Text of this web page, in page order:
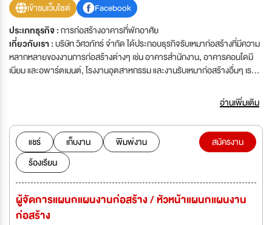
เข้าชมเว็บไซต์
Facebook
ประเภทธุรกิจ :การก่อสร้างอาคารที่พักอาศัย
เกี่ยวกับเรา :บริษัท วิศวภัทร์ จำกัด ได้ประกอบธุรกิจรับเหมาก่อสร้างที่มีความ
หลากหลายของงานการก่อสร้างต่างๆ เช่น อาคารสำนักงาน, อาคารคอนโดมี
เนียม และอพาร์ตเมนต์, โรงงานอุตสาหกรรม และงานรับเหมาก่อสร้างอื่นๆ เรามี
ที่สุดให้กับลูกค้า เรามีความต้องการผู้ที่มีประสบการณ์และความสามารถ เข้ามา
ร่วมงานกับบริษัทฯ เพื่อพัฒนา และพร้อมที่จะเจริญเติบโตในสายงานจำนวน
มาก\'บริษัท วิศวภัทร์ จำกัด ได้ประกอบธุรกิจรับเหมาก่อสร้างที่มีความหลาก
หลายของงานการก่อสร้างต่างๆ เช่น อาคารสำนักงาน, อาคารคอนโดมีเนียม
และอพาร์ตเมนต์, โรงงานอุตสาหกรรม และงานรับเหมาก่อสร้างอื่นๆ เรามีความ
เชื่อมั่นในการนำเสนอตนเองและมุ่งมั่นที่จะสร้างคุณภาพงานและบริการที่ดีที่สุด
ให้กับลูกค้า เรามีความต้องการผู้ที่มีประสบการณ์และความสามารถ เข้ามาร่วม
งานกับบริษัทฯ เพื่อพัฒนา และพร้อมที่จะเจริญเติบโตในสายงานจำนวนมาก
เว็บไซต์บริษัท : www.visavapat.com
อ่านเพิ่มเติม
แชร์ เก็บงาน
พิมพ์งาน
ร้องเรียน
สมัครงาน
ผู้จัดการแผนกแผนงานก่อสร้าง / หัวหน้าแผนกแผนงาน
ก่อสร้าง